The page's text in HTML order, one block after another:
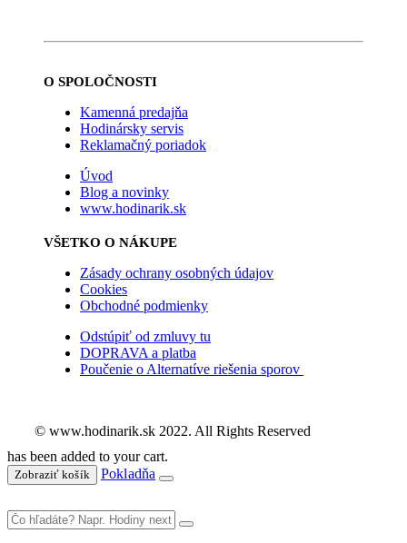
O SPOLOČNOSTI
Kamenná predajňa
Hodinársky servis
Reklamačný poriadok
Úvod
Blog a novinky
www.hodinarik.sk
VŠETKO O NÁKUPE
Zásady ochrany osobných údajov
Cookies
Obchodné podmienky
Odstúpiť od zmluvy tu
DOPRAVA a platba
Poučenie o Alternatíve riešenia sporov
© www.hodinarik.sk 2022. All Rights Reserved
has been added to your cart.
Zobraziť košík Pokladňa